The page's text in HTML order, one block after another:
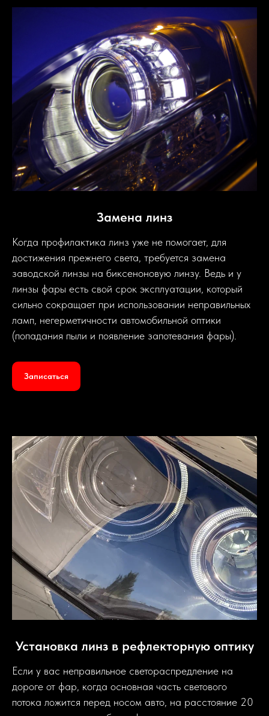
Замена линз
Когда профилактика линз уже не помогает, для
достижения прежнего света, требуется замена
заводской линзы на биксеноновую линзу. Ведь и у
линзы фары есть свой срок эксплуатации, который
сильно сокращает при использовании неправильных
ламп, негерметичности автомобильной оптики
(попадания пыли и появление запотевания фары).
Записаться
Установка линз в рефлекторную оптику
Если у вас неправильное светораспредление на
дороге от фар, когда основная часть светового
потока ложится перед носом авто, на расстояние 20